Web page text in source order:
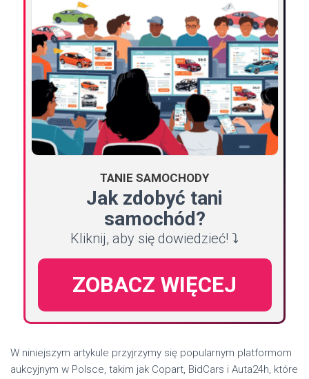
TANIE SAMOCHODY
Jak zdobyć tani
samochód?
Kliknij, aby się dowiedzieć! ⤵️
ZOBACZ WIĘCEJ
W niniejszym artykule przyjrzymy się popularnym platformom
aukcyjnym w Polsce, takim jak Copart, BidCars i Auta24h, które